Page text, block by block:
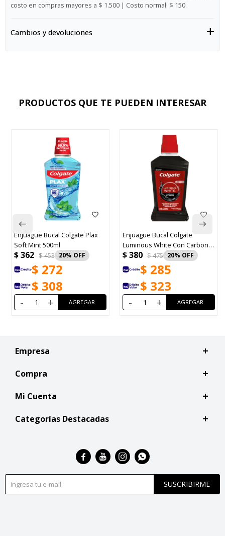
costo en compras mayores a $ 1.500 | Costo normal: $ 150.
Cambios y devoluciones
PRODUCTOS QUE TE PUEDEN INTERESAR
Enjuague Bucal Colgate Plax
Soft Mint 500ml
$362 $453 20
$ 272
$ 308
- +
Enjuague Bucal Colgate
Luminous White Con Carbon
500ml
$380 $475 20
$ 285
$ 323
- +
Empresa
Compra
Mi Cuenta
Categorías Destacadas
SUSCRIBIRME
   